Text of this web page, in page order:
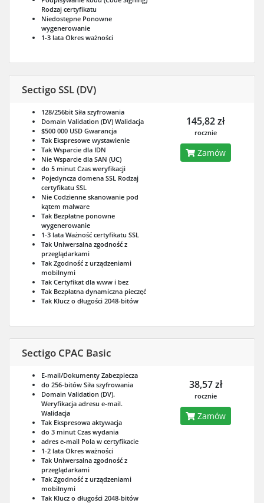
Rodzaj certyfikatu
Niedostępne Ponowne
wygenerowanie
1-3 lata Okres ważności
Sectigo SSL (DV)
128/256bit Siła szyfrowania
Domain Validation (DV) Walidacja
$500 000 USD Gwarancja
Tak Ekspresowe wystawienie
Tak Wsparcie dla IDN
Nie Wsparcie dla SAN (UC)
do 5 minut Czas weryfikacji
Pojedyncza domena SSL Rodzaj
certyfikatu SSL
Nie Codzienne skanowanie pod
kątem malware
Tak Bezpłatne ponowne
wygenerowanie
1-3 lata Ważność certyfikatu SSL
Tak Uniwersalna zgodność z
przeglądarkami
Tak Zgodność z urządzeniami
mobilnymi
Tak Certyfikat dla www i bez
Tak Bezpłatna dynamiczna pieczęć
Tak Klucz o długości 2048-bitów
145,82 zł
rocznie
Zamów
Sectigo CPAC Basic
E-mail/Dokumenty Zabezpiecza
do 256-bitów Siła szyfrowania
Domain Validation (DV).
Weryfikacja adresu e-mail.
Walidacja
Tak Ekspresowa aktywacja
do 3 minut Czas wydania
adres e-mail Pola w certyfikacie
1-2 lata Okres ważności
Tak Uniwersalna zgodność z
przeglądarkami
Tak Zgodność z urządzeniami
mobilnymi
Tak Klucz o długości 2048-bitów
38,57 zł
rocznie
Zamów